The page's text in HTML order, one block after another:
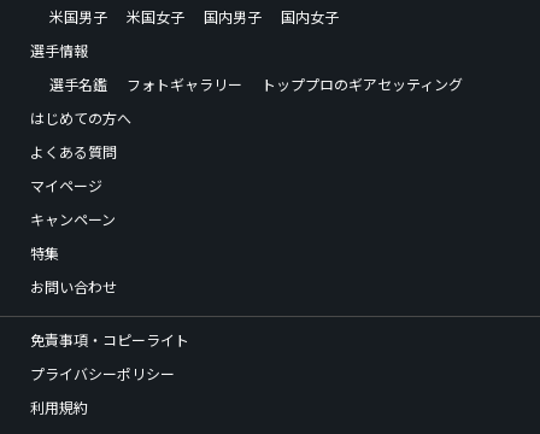
米国男子
米国女子 国内男子
国内女子
選手情報
選手名鑑
フォトギャラリー
トッププロのギアセッティング
はじめての方へ
よくある質問
マイページ
キャンペーン
特集
お問い合わせ
免責事項・コピーライト
プライバシーポリシー
利用規約